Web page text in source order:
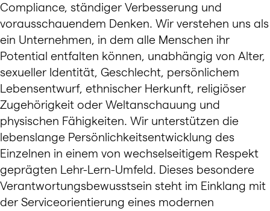
Compliance, ständiger Verbesserung und
vorausschauendem Denken. Wir verstehen uns als
ein Unternehmen, in dem alle Menschen ihr
Potential entfalten können, unabhängig von Alter,
sexueller Identität, Geschlecht, persönlichem
Lebensentwurf, ethnischer Herkunft, religiöser
Zugehörigkeit oder Weltanschauung und
physischen Fähigkeiten. Wir unterstützen die
lebenslange Persönlichkeitsentwicklung des
Einzelnen in einem von wechselseitigem Respekt
geprägten Lehr-Lern-Umfeld. Dieses besondere
Verantwortungsbewusstsein steht im Einklang mit
der Serviceorientierung eines modernen